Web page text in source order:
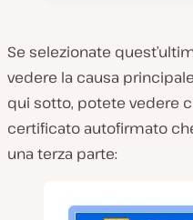
Se selezionate
vedere la causa
qui sotto, potete vedere
certificato autofirmato
una terza parte: